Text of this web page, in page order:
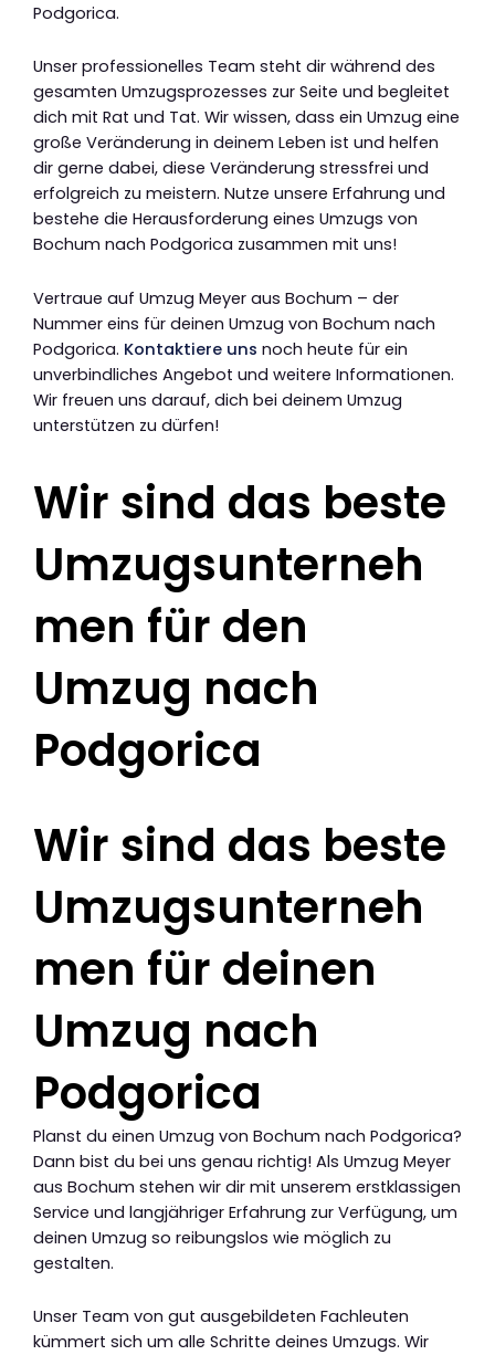
Podgorica.
Unser professionelles Team steht dir während des
gesamten Umzugsprozesses zur Seite und begleitet
dich mit Rat und Tat. Wir wissen, dass ein Umzug eine
große Veränderung in deinem Leben ist und helfen
dir gerne dabei, diese Veränderung stressfrei und
erfolgreich zu meistern. Nutze unsere Erfahrung und
bestehe die Herausforderung eines Umzugs von
Bochum nach Podgorica zusammen mit uns!
Vertraue auf Umzug Meyer aus Bochum – der
Nummer eins für deinen Umzug von Bochum nach
Podgorica. Kontaktiere uns noch heute für ein
unverbindliches Angebot und weitere Informationen.
Wir freuen uns darauf, dich bei deinem Umzug
unterstützen zu dürfen!
Wir sind das beste
Umzugsunterneh
men für den
Umzug nach
Podgorica
Wir sind das beste
Umzugsunterneh
men für deinen
Umzug nach
Podgorica
Planst du einen Umzug von Bochum nach Podgorica?
Dann bist du bei uns genau richtig! Als Umzug Meyer
aus Bochum stehen wir dir mit unserem erstklassigen
Service und langjähriger Erfahrung zur Verfügung, um
deinen Umzug so reibungslos wie möglich zu
gestalten.
Unser Team von gut ausgebildeten Fachleuten
kümmert sich um alle Schritte deines Umzugs. Wir